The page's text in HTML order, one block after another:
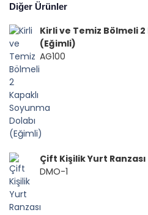
Diğer Ürünler
Kirli ve Temiz Bölmeli 2
(Eğimli)
AG100
Çift Kişilik Yurt Ranzası
DMO-1